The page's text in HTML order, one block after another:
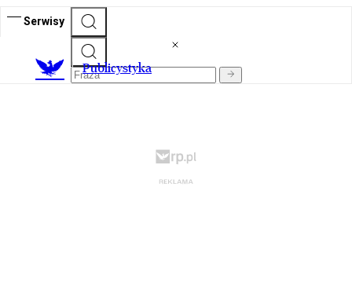
Serwisy
Publicystyka